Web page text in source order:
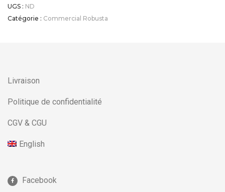
UGS : ND
Catégorie : Commercial Robusta
Livraison
Politique de confidentialité
CGV & CGU
English
Facebook